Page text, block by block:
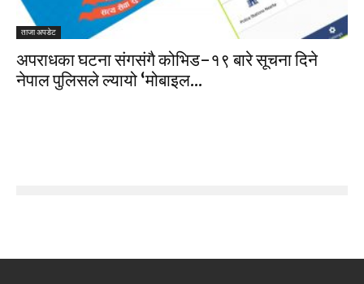
ताजा अपडेट
अपराधका घटना संगसंगै कोभिड-१९ बारे सूचना दिने
नेपाल पुलिसले ल्यायो ‘मोबाइल...